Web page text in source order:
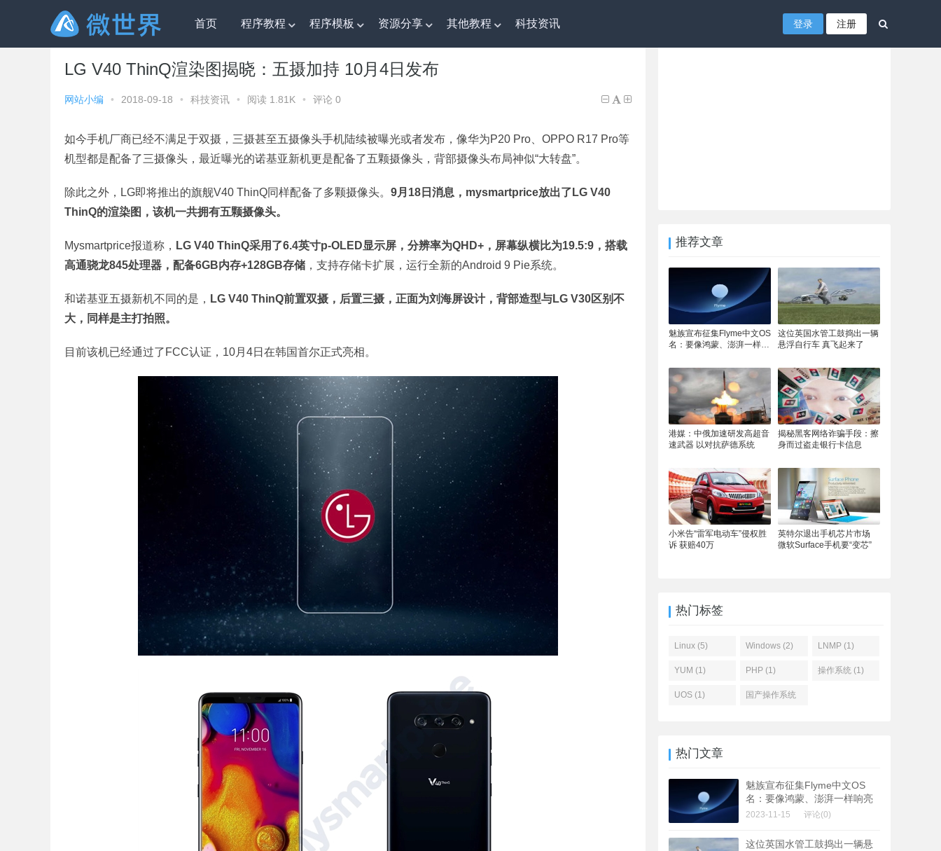
首页 程序教程 程序模板 资源分享 其他教程 科技资讯 登录 注册
微世界» 科技资讯» LG V40 ThinQ渲染图揭晓：五摄加持 10月4日发布
LG V40 ThinQ渲染图揭晓：五摄加持 10月4日发布
网站小编 • 2018-09-18 • 科技资讯 • 阅读 1.81K • 评论 0
如今手机厂商已经不满足于双摄，三摄甚至五摄像头手机陆续被曝光或者发布，像华为P20 Pro、OPPO R17 Pro等
机型都是配备了三摄像头，最近曝光的诺基亚新机更是配备了五颗摄像头，背部摄像头布局神似“大转盘”。
除此之外，LG即将推出的旗舰V40 ThinQ同样配备了多颗摄像头。 9月18日消息，mysmartprice放出了LG V40
ThinQ的渲染图，该机一共拥有五颗摄像头。
Mysmartprice报道称， LG V40 ThinQ采用了6.4英寸p-OLED显示屏，分辨率为QHD+，屏幕纵横比为19.5:9，搭载
高通骁龙845处理器，配备6GB内存+128GB存储 ，支持存储卡扩展，运行全新的Android 9 Pie系统。
和诺基亚五摄新机不同的是， LG V40 ThinQ前置双摄，后置三摄，正面为刘海屏设计，背部造型与LG V30区别不
大，同样是主打拍照。
目前该机已经通过了FCC认证，10月4日在韩国首尔正式亮相。
推荐文章
魅族宣布征集Flyme中文OS
名：要像鸿蒙、澎湃一样响
这位英国水管工鼓捣出一辆
悬浮自行车 真飞起来了
港媒：中俄加速研发高超音
速武器 以对抗萨德系统
揭秘黑客网络诈骗手段：擦
身而过盗走银行卡信息
小米告“雷军电动车”侵权胜
诉 获赔40万
英特尔退出手机芯片市场
微软Surface手机要“变芯”
热门标签
Linux (5) Windows (2) LNMP (1)
YUM (1) PHP (1) 操作系统 (1)
UOS (1) 国产操作系统
热门文章
魅族宣布征集Flyme中文OS
名：要像鸿蒙、澎湃一样响亮
2023-11-15 评论(0)
这位英国水管工鼓捣出一辆悬